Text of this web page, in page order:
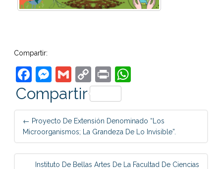
Compartir:
Facebook
Messenger
Gmail
Copy
Link
PrintWhatsApp
Compartir
Post
navigation
← Proyecto De Extensión Denominado “Los
Microorganismos; La Grandeza De Lo Invisible”.
Instituto De Bellas Artes De La Facultad De Ciencias